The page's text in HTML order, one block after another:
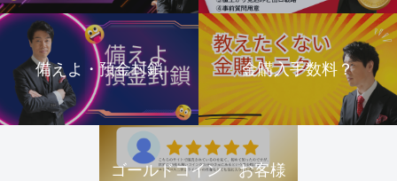
備えよ・預金封鎖 金購入手数料？
ゴールドコイン お客様